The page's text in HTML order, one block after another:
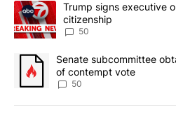
A trending article titled "Trump
Trump signs executive
citizenship
50
A trending article titled "Senate
Senate subcommittee
of contempt vote
50